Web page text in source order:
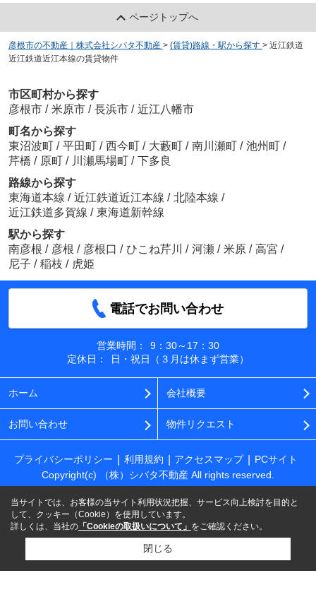
ページトップへ
彦根市の不動産｜株式会社シバタ不動産 > (賃貸)路線・駅から探す > 近江鉄道
近江鉄道近江本線の賃貸物件
市区町村から探す
彦根市 / 米原市 / 長浜市 / 近江八幡市
町名から探す
東沼波町 / 平田町 / 西今町 / 大藪町 / 南川瀬町 / 池州町 /
芹橋 / 原町 / 川瀬馬場町 / 下多良
路線から探す
東海道本線 / 近江鉄道近江本線 / 北陸本線 /
近江鉄道多賀線 / 東海道新幹線
駅から探す
南彦根 / 彦根 / 彦根口 / ひこね芹川 / 河瀬 / 米原 / 高宮 /
尼子 / 稲枝 / 虎姫
電話でお問い合わせ
営業時間：
9：30～17：30
定休日：
日・祝日（３月は休まず営業）
ホーム 会社概要
お問い合わせ 物件リクエスト
プライバシーポリシー 利用規約 アクセスマップ
PCサイト
Copyright(c) （株）シバタ不動産 All rights reserved.
当サイトでは、お客様の当サイト利用状況把握、サービス向上検討を目的と
して、クッキー（Cookie）を使用しています。
詳しくは、当社の 「Cookieの取扱いについて」 をご確認ください。
閉じる